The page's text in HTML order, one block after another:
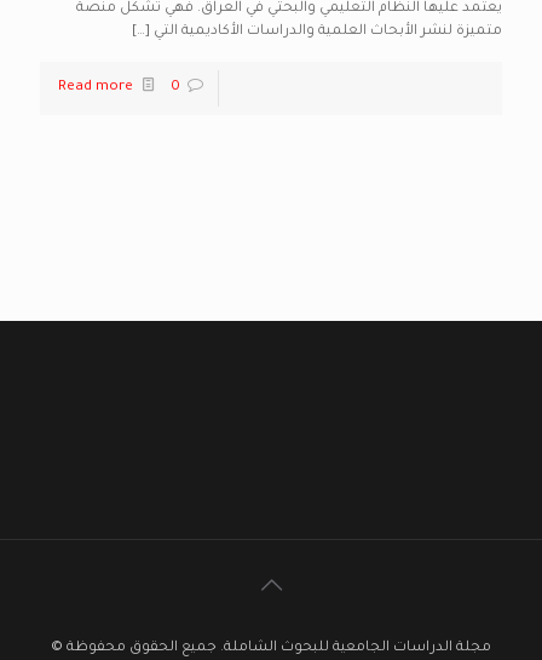
يعتمد عليها النظام التعليمي والبحثي في العراق. فهي تشكل منصة
متميزة لنشر الأبحاث العلمية والدراسات الأكاديمية التي […]
0
Read more
مجلة الدراسات الجامعية للبحوث الشاملة. جميع الحقوق محفوظة ©